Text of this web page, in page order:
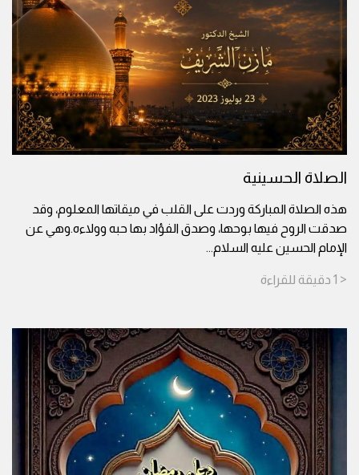
الصلاة الحسينية
هذه الصلاة المباركة وردت على القلب في ميقاتها المعلوم، وقد
صدقت الروح فيها بوحها، وصدق الفؤاد بها حبه وولاءه.وهي عن
الإمام الحسين عليه السلام...
< 1 دقيقة للقراءة